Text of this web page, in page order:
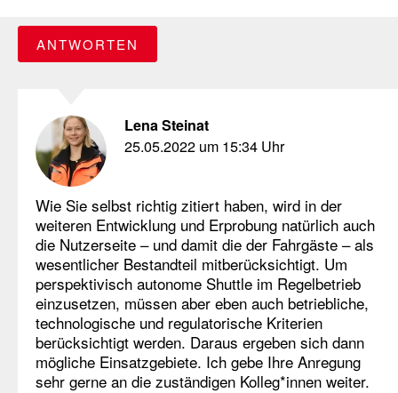
ANTWORTEN
Lena Steinat
25.05.2022 um 15:34 Uhr
Wie Sie selbst richtig zitiert haben, wird in der
weiteren Entwicklung und Erprobung natürlich auch
die Nutzerseite – und damit die der Fahrgäste – als
wesentlicher Bestandteil mitberücksichtigt. Um
perspektivisch autonome Shuttle im Regelbetrieb
einzusetzen, müssen aber eben auch betriebliche,
technologische und regulatorische Kriterien
berücksichtigt werden. Daraus ergeben sich dann
mögliche Einsatzgebiete. Ich gebe Ihre Anregung
sehr gerne an die zuständigen Kolleg*innen weiter.